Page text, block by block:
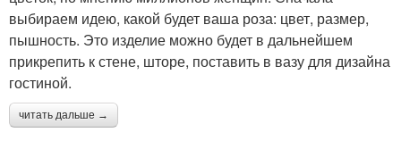
выбираем идею, какой будет ваша роза: цвет, размер,
пышность. Это изделие можно будет в дальнейшем
прикрепить к стене, шторе, поставить в вазу для дизайна
гостиной.
читать дальше →